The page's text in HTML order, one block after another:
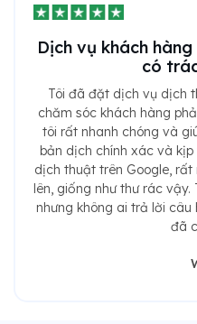
Dịch vụ khách
có
Tôi đã đặt dịch vụ dịch
chăm sóc khách hàng
tôi rất nhanh chóng và
bản dịch chính xác và
dịch thuật trên Google,
lên, giống như thư rác
nhưng không ai trả lời
đã